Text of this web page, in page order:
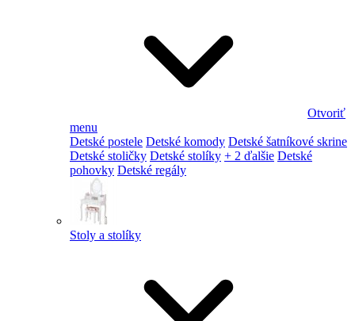
Otvoriť
menu
Detské postele Detské komody Detské šatníkové skrine
Detské stoličky Detské stolíky + 2 ďalšie Detské
pohovky Detské regály
Stoly a stolíky